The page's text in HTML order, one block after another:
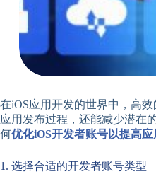
在iOS应用开发的世界中，高
应用发布过程，还能减少潜在
何优化iOS开发者账号以提高
1. 选择合适的开发者账号类型